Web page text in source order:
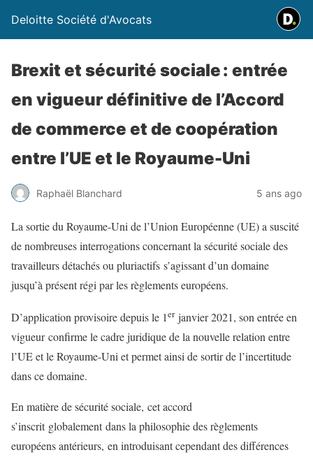
Deloitte Société d'Avocats
Brexit et sécurité sociale : entrée
en vigueur définitive de l’Accord
de commerce et de coopération
entre l’UE et le Royaume-Uni
Raphaël Blanchard 5 ans ago
La sortie du Royaume-Uni de l’Union Européenne (UE) a suscité
de nombreuses interrogations concernant la sécurité sociale des
travailleurs détachés ou pluriactifs s’agissant d’un domaine
jusqu’à présent régi par les règlements européens.
D’application provisoire depuis le 1erjanvier 2021, son entrée en
vigueur confirme le cadre juridique de la nouvelle relation entre
l’UE et le Royaume-Uni et permet ainsi de sortir de l’incertitude
dans ce domaine.
En matière de sécurité sociale, cet accord
s’inscrit globalement dans la philosophie des règlements
européens antérieurs, en introduisant cependant des différences